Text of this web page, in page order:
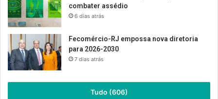
combater assédio
6 dias atrás
Fecomércio-RJ empossa nova diretoria
para 2026-2030
7 dias atrás
Tudo (606)